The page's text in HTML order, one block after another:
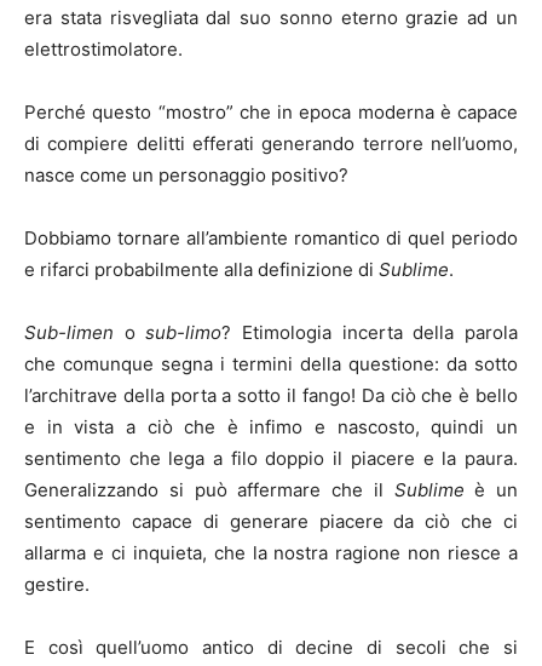
era stata risvegliata dal suo sonno eterno grazie ad un
elettrostimolatore.
Perché questo “mostro” che in epoca moderna è capace
di compiere delitti efferati generando terrore nell’uomo,
nasce come un personaggio positivo?
Dobbiamo tornare all’ambiente romantico di quel periodo
e rifarci probabilmente alla definizione di Sublime.
Sub-limen osub-limo? Etimologia incerta della parola
che comunque segna i termini della questione: da sotto
l’architrave della porta a sotto il fango! Da ciò che è bello
e in vista a ciò che è infimo e nascosto, quindi un
sentimento che lega a filo doppio il piacere e la paura.
Generalizzando si può affermare che il Sublimeè un
sentimento capace di generare piacere da ciò che ci
allarma e ci inquieta, che la nostra ragione non riesce a
gestire.
E così quell’uomo antico di decine di secoli che si